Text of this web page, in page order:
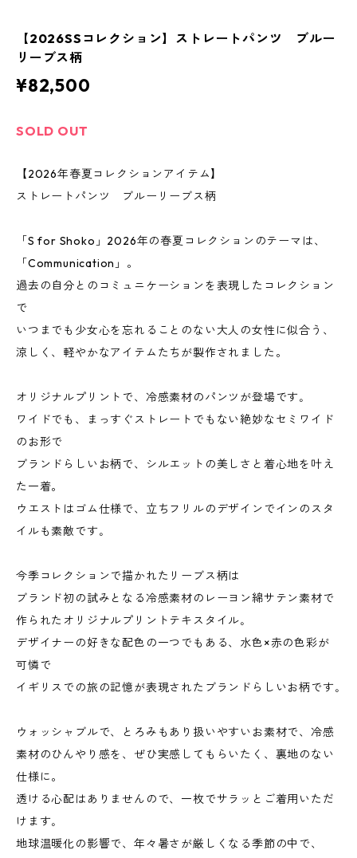
【2026SSコレクション】ストレートパンツ ブルー
リーブス柄
¥82,500
SOLD OUT
【2026年春夏コレクションアイテム】
ストレートパンツ ブルーリーブス柄
「S for Shoko」2026年の春夏コレクションのテーマは、
「Communication」。
過去の自分とのコミュニケーションを表現したコレクション
で
いつまでも少女心を忘れることのない大人の女性に似合う、
涼しく、軽やかなアイテムたちが製作されました。
オリジナルプリントで、冷感素材のパンツが登場です｡
ワイドでも、まっすぐストレートでもない絶妙なセミワイド
のお形で
ブランドらしいお柄で、シルエットの美しさと着心地を叶え
た一着。
ウエストはゴム仕様で、立ちフリルのデザインでインのスタ
イルも素敵です｡
今季コレクションで描かれたリーブス柄は
ブランド初の試みとなる冷感素材のレーヨン綿サテン素材で
作られたオリジナルプリントテキスタイル｡
デザイナーの好きな配色の一つでもある、水色×赤の色彩が
可憐で
イギリスでの旅の記憶が表現されたブランドらしいお柄です｡
ウォッシャブルで、とろみもあり扱いやすいお素材で、冷感
素材のひんやり感を、ぜひ実感してもらいたく、裏地のない
仕様に。
透ける心配はありませんので、一枚でサラッとご着用いただ
けます｡
地球温暖化の影響で、年々暑さが厳しくなる季節の中で、